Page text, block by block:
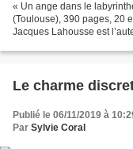
« Un ange dans le
(Toulouse), 390 pages, 20
Jacques Lahousse est
Le charme
Publié le 06/11/2019 à
Par Sylvie Coral